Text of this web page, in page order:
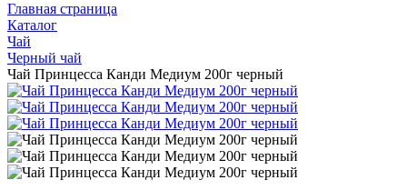
Главная страница
Каталог
Чай
Черный чай
Чай Принцесса Канди Медиум 200г черный